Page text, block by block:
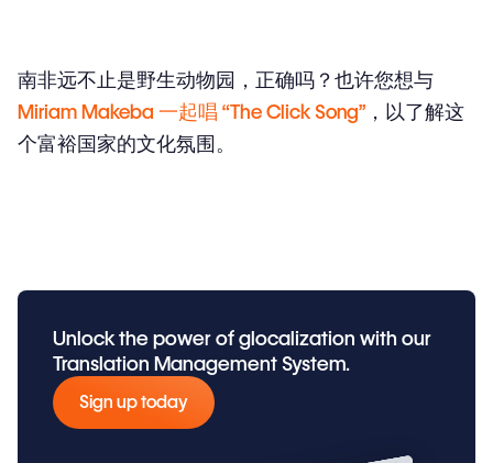
南非远不止是野生动物园，正确吗？也许您想与
Miriam Makeba 一起唱 “The Click Song” ，以了解这
个富裕国家的文化氛围。
Unlock the power of glocalization with our
Translation Management System.
Sign up today